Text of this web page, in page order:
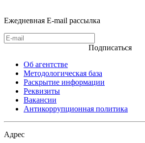
Ежедневная E-mail рассылка
Подписаться
Об агентстве
Методологическая база
Раскрытие информации
Реквизиты
Вакансии
Антикоррупционная политика
Адрес